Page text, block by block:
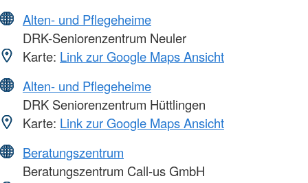
Alten- und Pflegeheime
DRK-Seniorenzentrum Neuler
Karte: Link zur Google Maps Ansicht
Alten- und Pflegeheime
DRK Seniorenzentrum Hüttlingen
Karte: Link zur Google Maps Ansicht
Beratungszentrum
Beratungszentrum Call-us GmbH